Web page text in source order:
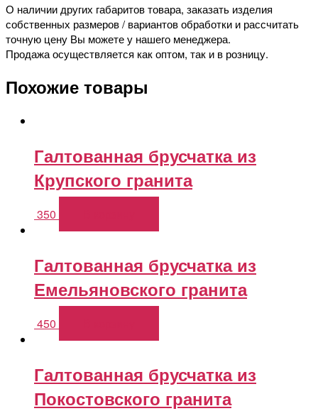
О наличии других габаритов товара, заказать изделия
собственных размеров / вариантов обработки и рассчитать
точную цену Вы можете у нашего менеджера.
Продажа осуществляется как оптом, так и в розницу.
Похожие товары
Галтованная брусчатка из
Крупского гранита
350
Галтованная брусчатка из
Емельяновского гранита
450
Галтованная брусчатка из
Покостовского гранита